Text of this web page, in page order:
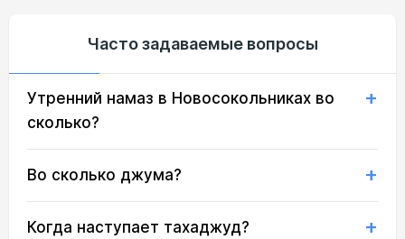
16, Вс 03:08 05:31 13:04 17:06 20:35 22:49
18, Вт 03:10 05:35 22:45
19, Ср 03:11 05:37 13:03 17:02 22:41
Часто задаваемые вопросы
Утренний намаз в Новосокольниках во
сколько?
Во сколько джума?
Когда наступает тахаджуд?